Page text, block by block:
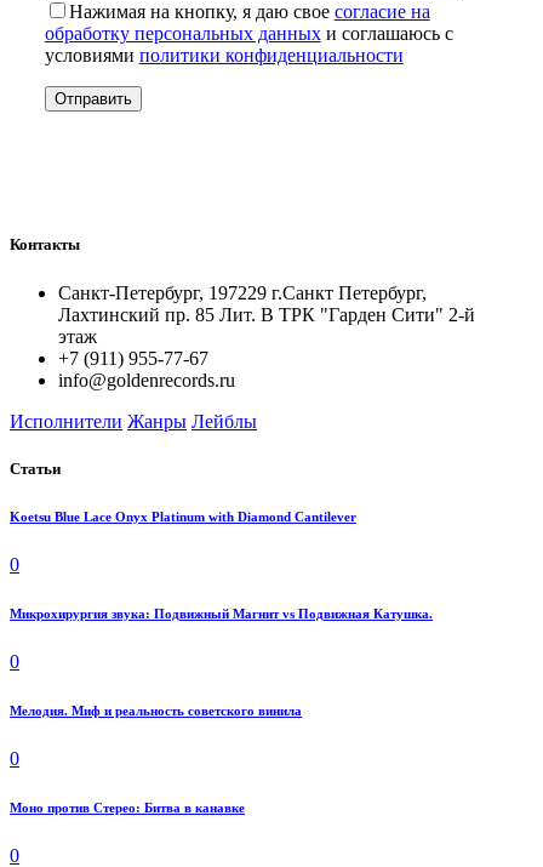
Нажимая на кнопку, я даю свое согласие на
обработку персональных данныхи соглашаюсь с
условиями политики конфиденциальности
Контакты
Санкт-Петербург, 197229 г.Санкт Петербург,
Лахтинский пр. 85 Лит. B ТРК "Гарден Сити" 2-й
этаж
+7 (911) 955-77-67
info@goldenrecords.ru
Исполнители Жанры Лейблы
Статьи
Koetsu Blue Lace Onyx Platinum with Diamond Cantilever
0
Микрохирургия звука: Подвижный Магнит vs Подвижная Катушка.
0
Мелодия. Миф и реальность советского винила
0
Моно против Стерео: Битва в канавке
0